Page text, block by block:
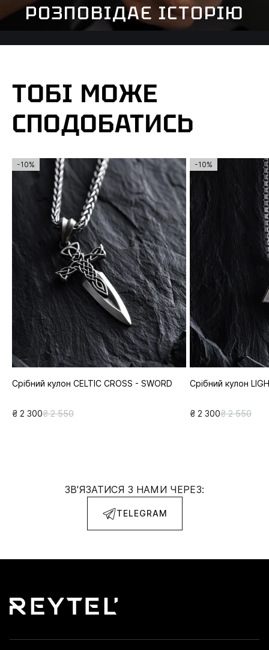
РОЗПОВІДАЄ ІСТОРІЮ
ТОБІ МОЖЕ
СПОДОБАТИСЬ
-10%
Срібний кулон CELTIC CROSS - SWORD
₴ 2 300₴ 2 550
-10%
Срібний кулон
₴ 2 300₴ 2 550
ЗВ'ЯЗАТИСЯ З НАМИ ЧЕРЕЗ:
TELEGRAM